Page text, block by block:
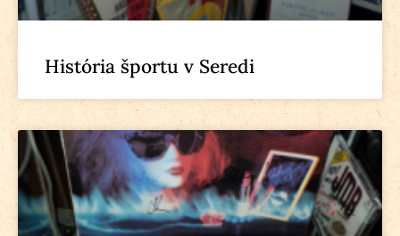
História športu v Seredi